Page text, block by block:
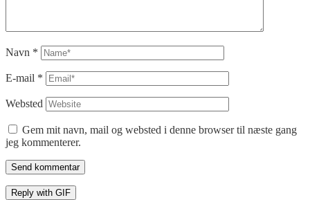
Navn *
E-mail *
Websted
Gem mit navn, mail og websted i denne browser til næste gang
jeg kommenterer.
Send kommentar
Reply with GIF